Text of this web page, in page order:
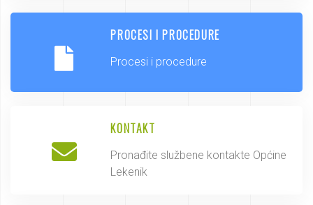
PROCESI I PROCEDURE
Procesi i procedure
KONTAKT
Pronađite službene kontakte Općine
Lekenik